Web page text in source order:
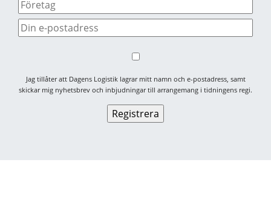
Jag tillåter att Dagens Logistik lagrar mitt namn och e-postadress, samt
skickar mig nyhetsbrev och inbjudningar till arrangemang i tidningens regi.